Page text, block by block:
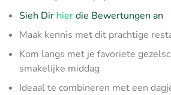
Sieh Dir hierdie Bewertungen an
Maak kennis met dit prachtige
Kom langs met je favoriete
smakelijke middag
Ideaal te combineren met een